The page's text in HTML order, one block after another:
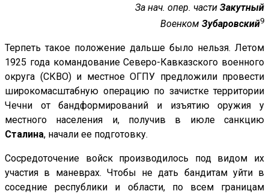
За нач. опер. части Закутный
Военком Зубаровский9
Терпеть такое положение дальше было нельзя. Летом
1925 года командование Северо-Кавказского военного
округа (СКВО) и местное ОГПУ предложили провести
широкомасштабную операцию по зачистке территории
Чечни от бандформирований и изъятию оружия у
местного населения и, получив в июле санкцию
Сталина, начали ее подготовку.
Сосредоточение войск производилось под видом их
участия в маневрах. Чтобы не дать бандитам уйти в
соседние республики и области, по всем границам